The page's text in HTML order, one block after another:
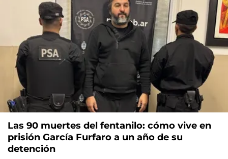
Las 90 muertes del fentanilo: cómo vive en
prisión García Furfaro a un año de su
detención